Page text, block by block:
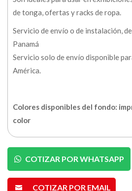
de tonga, ofertas y racks de ropa.
Servicio de envío o de instalación,
Panamá
Servicio solo de envío disponible
América.
Colores disponibles del fondo:
color
COTIZAR POR WHATSAPP
COTIZAR POR EMAIL